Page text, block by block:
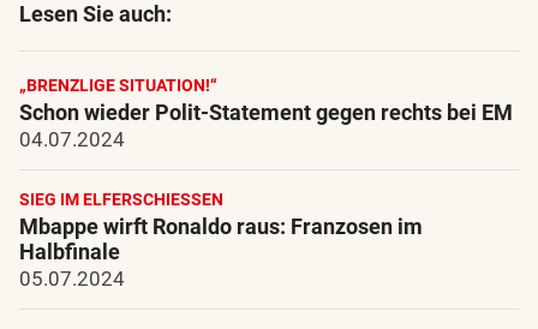
Lesen Sie auch:
„BRENZLIGE SITUATION!“
Schon wieder Polit-Statement gegen rechts bei EM
04.07.2024
SIEG IM ELFERSCHIESSEN
Mbappe wirft Ronaldo raus: Franzosen im
Halbfinale
05.07.2024